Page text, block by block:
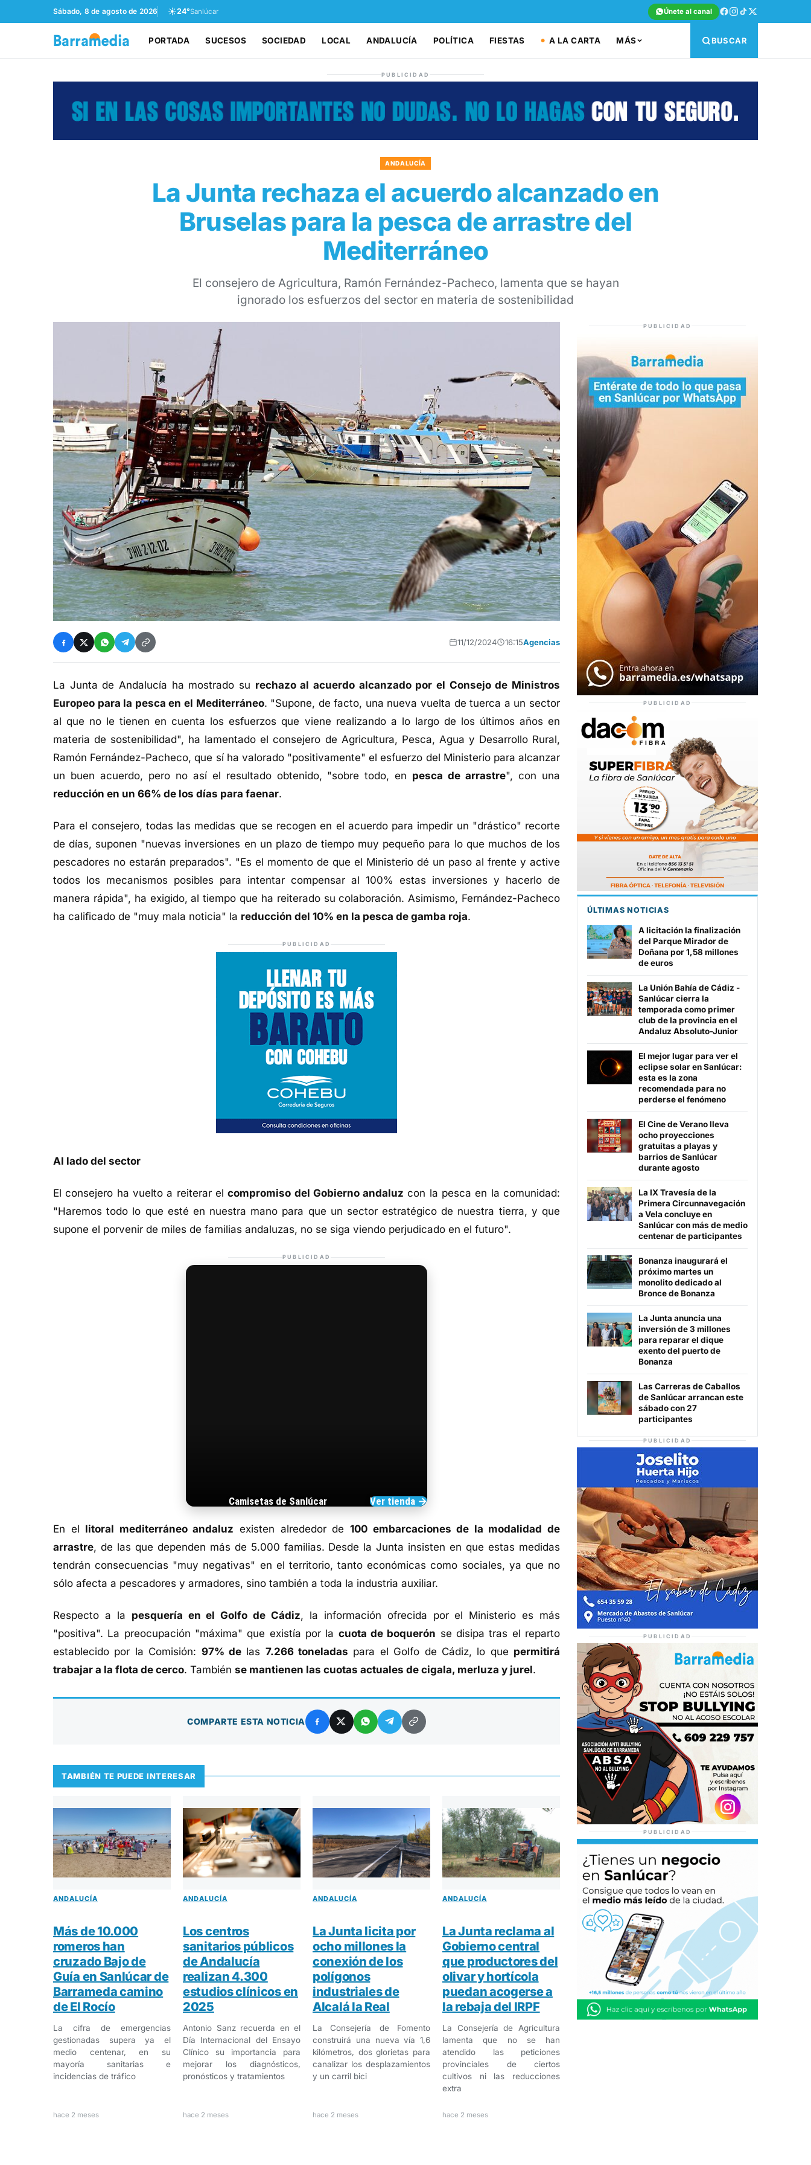
Sábado, 8 de agosto de 2026 ☀️24°Sanlúcar Únete al canal
PORTADA SUCESOS SOCIEDAD LOCAL ANDALUCÍA POLÍTICA FIESTAS A LA CARTA MÁS BUSCAR
PUBLICIDAD
ANDALUCÍA
La Junta rechaza el acuerdo alcanzado en
Bruselas para la pesca de arrastre del
Mediterráneo
El consejero de Agricultura, Ramón Fernández-Pacheco, lamenta que se hayan
ignorado los esfuerzos del sector en materia de sostenibilidad
11/12/2024 16:15Agencias
La Junta de Andalucía ha mostrado su rechazo al acuerdo alcanzado por el Consejo de Ministros
Europeo para la pesca en el Mediterráneo. "Supone, de facto, una nueva vuelta de tuerca a un sector
al que no le tienen en cuenta los esfuerzos que viene realizando a lo largo de los últimos años en
materia de sostenibilidad", ha lamentado el consejero de Agricultura, Pesca, Agua y Desarrollo Rural,
Ramón Fernández-Pacheco, que sí ha valorado "positivamente" el esfuerzo del Ministerio para alcanzar
un buen acuerdo, pero no así el resultado obtenido, "sobre todo, en pesca de arrastre", con una
reducción en un 66% de los días para faenar.
Para el consejero, todas las medidas que se recogen en el acuerdo para impedir un "drástico" recorte
de días, suponen "nuevas inversiones en un plazo de tiempo muy pequeño para lo que muchos de los
pescadores no estarán preparados". "Es el momento de que el Ministerio dé un paso al frente y active
todos los mecanismos posibles para intentar compensar al 100% estas inversiones y hacerlo de
manera rápida", ha exigido, al tiempo que ha reiterado su colaboración. Asimismo, Fernández-Pacheco
ha calificado de "muy mala noticia" la reducción del 10% en la pesca de gamba roja.
PUBLICIDAD
Al lado del sector
El consejero ha vuelto a reiterar elcompromiso del Gobierno andaluz con la pesca en la comunidad:
"Haremos todo lo que esté en nuestra mano para que un sector estratégico de nuestra tierra, y que
supone el porvenir de miles de familias andaluzas, no se siga viendo perjudicado en el futuro".
PUBLICIDAD
Camisetas de Sanlúcar Ver tienda →
En el litoral mediterráneo andaluz existen alrededor de 100 embarcaciones de la modalidad de
arrastre, de las que dependen más de 5.000 familias. Desde la Junta insisten en que estas medidas
tendrán consecuencias "muy negativas" en el territorio, tanto económicas como sociales, ya que no
sólo afecta a pescadores y armadores, sino también a toda la industria auxiliar.
Respecto a la pesquería en el Golfo de Cádiz, la información ofrecida por el Ministerio es más
"positiva". La preocupación "máxima" que existía por la cuota de boquerón se disipa tras el reparto
establecido por la Comisión: 97% delas 7.266 toneladas para el Golfo de Cádiz, lo que permitirá
trabajar a la flota de cerco. También se mantienen las cuotas actuales de cigala, merluza y jurel.
COMPARTE ESTA NOTICIA
TAMBIÉN TE PUEDE INTERESAR
ANDALUCÍA
Más de 10.000
romeros han
cruzado Bajo de
Guía en Sanlúcar de
Barrameda camino
de El Rocío
La cifra de emergencias
gestionadas supera ya el
medio centenar, en su
mayoría sanitarias e
incidencias de tráfico
hace 2 meses
ANDALUCÍA
Los centros
sanitarios públicos
de Andalucía
realizan 4.300
estudios clínicos en
2025
Antonio Sanz recuerda en el
Día Internacional del Ensayo
Clínico su importancia para
mejorar los diagnósticos,
pronósticos y tratamientos
hace 2 meses
ANDALUCÍA
La Junta licita por
ocho millones la
conexión de los
polígonos
industriales de
Alcalá la Real
La Consejería de Fomento
construirá una nueva vía 1,6
kilómetros, dos glorietas para
canalizar los desplazamientos
y un carril bici
hace 2 meses
ANDALUCÍA
La Junta reclama al
Gobierno central
que productores del
olivar y hortícola
puedan acogerse a
la rebaja del IRPF
La Consejería de Agricultura
lamenta que no se han
atendido las peticiones
provinciales de ciertos
cultivos ni las reducciones
extra
hace 2 meses
PUBLICIDAD
PUBLICIDAD
ÚLTIMAS NOTICIAS
A licitación la finalización
del Parque Mirador de
Doñana por 1,58 millones
de euros
La Unión Bahía de Cádiz -
Sanlúcar cierra la
temporada como primer
club de la provincia en el
Andaluz Absoluto-Junior
El mejor lugar para ver el
eclipse solar en Sanlúcar:
esta es la zona
recomendada para no
perderse el fenómeno
El Cine de Verano lleva
ocho proyecciones
gratuitas a playas y
barrios de Sanlúcar
durante agosto
La IX Travesía de la
Primera Circunnavegación
a Vela concluye en
Sanlúcar con más de medio
centenar de participantes
Bonanza inaugurará el
próximo martes un
monolito dedicado al
Bronce de Bonanza
La Junta anuncia una
inversión de 3 millones
para reparar el dique
exento del puerto de
Bonanza
Las Carreras de Caballos
de Sanlúcar arrancan este
sábado con 27
participantes
PUBLICIDAD
PUBLICIDAD
PUBLICIDAD